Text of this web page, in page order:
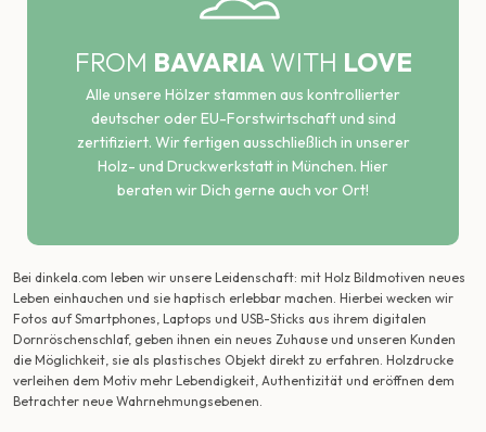
FROM BAVARIAWITH LOVE
Alle unsere Hölzer stammen aus kontrollierter
deutscher oder EU-Forstwirtschaft und sind
zertifiziert. Wir fertigen ausschließlich in unserer
Holz- und Druckwerkstatt in München. Hier
beraten wir Dich gerne auch vor Ort!
Bei dinkela.com leben wir unsere Leidenschaft: mit Holz Bildmotiven neues
Leben einhauchen und sie haptisch erlebbar machen. Hierbei wecken wir
Fotos auf Smartphones, Laptops und USB-Sticks aus ihrem digitalen
Dornröschenschlaf, geben ihnen ein neues Zuhause und unseren Kunden
die Möglichkeit, sie als plastisches Objekt direkt zu erfahren. Holzdrucke
verleihen dem Motiv mehr Lebendigkeit, Authentizität und eröffnen dem
Betrachter neue Wahrnehmungsebenen.